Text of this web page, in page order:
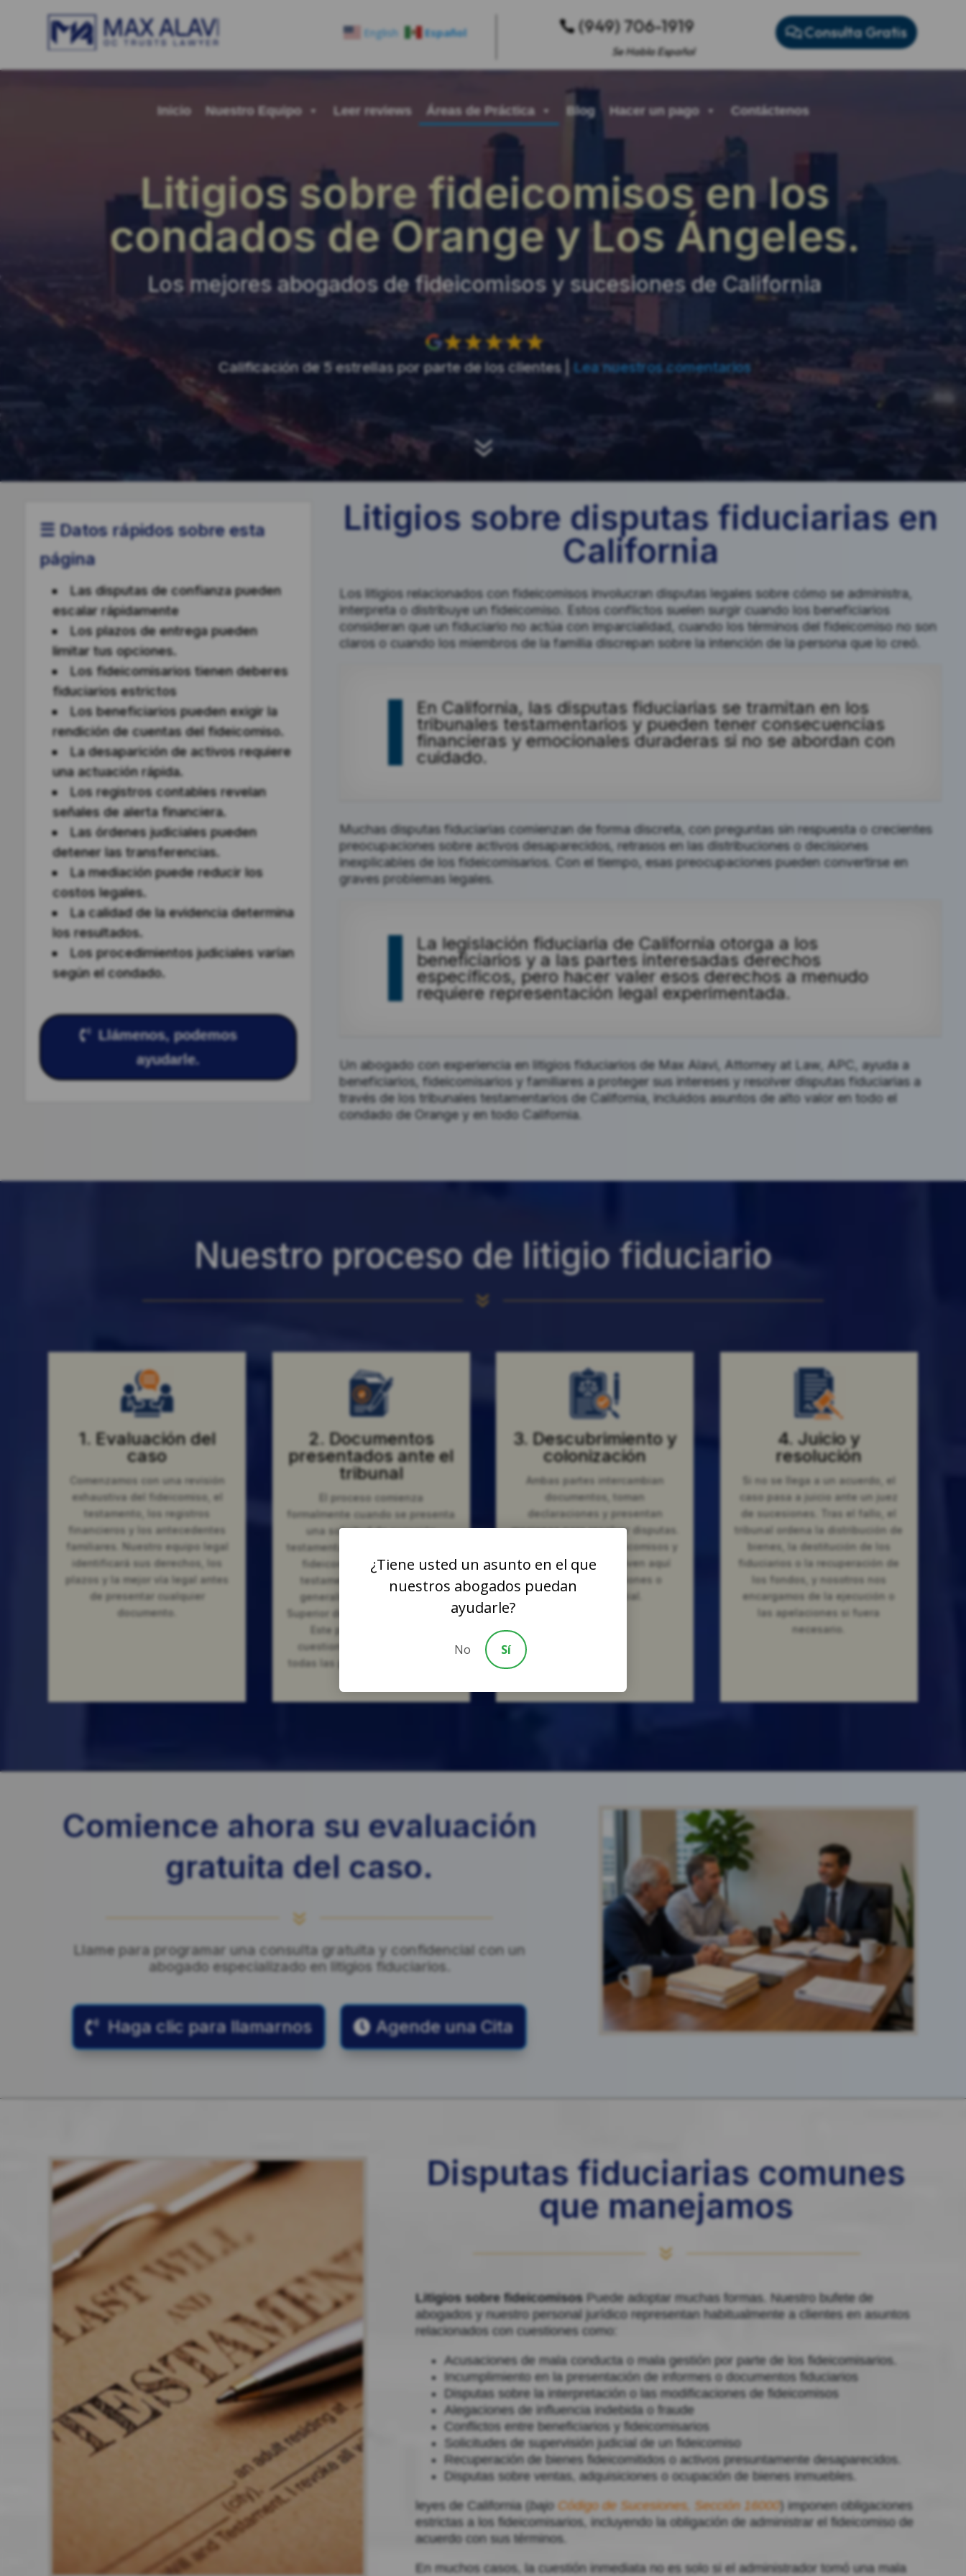
English Español  (949) 706-1919
Se Habla Español
Consulta Gratis
Inicio Nuestro Equipo Leer reviews Áreas de Práctica Blog Hacer un pago Contáctenos
Litigios sobre fideicomisos en los
condados de Orange y Los Ángeles.
Los mejores abogados de fideicomisos y sucesiones de California
Calificación de 5 estrellas por parte de los clientes | Lea nuestros comentarios
7
☰ Datos rápidos sobre esta
página
Las disputas de confianza pueden
escalar rápidamente
Los plazos de entrega pueden
limitar tus opciones.
Los fideicomisarios tienen deberes
fiduciarios estrictos
Los beneficiarios pueden exigir la
rendición de cuentas del fideicomiso.
La desaparición de activos requiere
una actuación rápida.
Los registros contables revelan
señales de alerta financiera.
Las órdenes judiciales pueden
detener las transferencias.
La mediación puede reducir los
costos legales.
La calidad de la evidencia determina
los resultados.
Los procedimientos judiciales varían
según el condado.
Llámenos, podemos
ayudarle.
Litigios sobre disputas fiduciarias en
California
Los litigios relacionados con fideicomisos involucran disputas legales sobre cómo se administra,
interpreta o distribuye un fideicomiso. Estos conflictos suelen surgir cuando los beneficiarios
consideran que un fiduciario no actúa con imparcialidad, cuando los términos del fideicomiso no son
claros o cuando los miembros de la familia discrepan sobre la intención de la persona que lo creó.
En California, las disputas fiduciarias se tramitan en los
tribunales testamentarios y pueden tener consecuencias
financieras y emocionales duraderas si no se abordan con
cuidado.
Muchas disputas fiduciarias comienzan de forma discreta, con preguntas sin respuesta o crecientes
preocupaciones sobre activos desaparecidos, retrasos en las distribuciones o decisiones
inexplicables de los fideicomisarios. Con el tiempo, esas preocupaciones pueden convertirse en
graves problemas legales.
La legislación fiduciaria de California otorga a los
beneficiarios y a las partes interesadas derechos
específicos, pero hacer valer esos derechos a menudo
requiere representación legal experimentada.
Un abogado con experiencia en litigios fiduciarios de Max Alavi, Attorney at Law, APC, ayuda a
beneficiarios, fideicomisarios y familiares a proteger sus intereses y resolver disputas fiduciarias a
través de los tribunales testamentarios de California, incluidos asuntos de alto valor en todo el
condado de Orange y en todo California.
Nuestro proceso de litigio fiduciario
7
1. Evaluación del
caso
Comenzamos con una revisión
exhaustiva del fideicomiso, el
testamento, los registros
financieros y los antecedentes
familiares. Nuestro equipo legal
identificará sus derechos, los
plazos y la mejor vía legal antes
de presentar cualquier
documento.
2. Documentos
presentados ante el
tribunal
El proceso comienza
formalmente cuando se presenta
una solicitud de sucesión
testamentaria o una demanda de
fideicomiso ante el tribunal
testamentario de California,
generalmente en el Tribunal
Superior del Condado de Orange.
Este paso establece las
cuestiones legales y reúne a
todas las partes involucradas en
3. Descubrimiento y
colonización
Ambas partes intercambian
documentos, toman
declaraciones y presentan
mociones para resolver disputas.
Muchos casos de fideicomisos y
sucesiones se resuelven aquí
mediante negociaciones o
mediación judicial.
4. Juicio y
resolución
Si no se llega a un acuerdo, el
caso pasa a juicio ante un juez
de sucesiones. Tras el fallo, el
tribunal ordena la distribución de
bienes, la destitución de los
fiduciarios o la recuperación de
los fondos, y nosotros nos
encargamos de la ejecución o
las apelaciones si fuera
necesario.
Comience ahora su evaluación
gratuita del caso.
7
Llame para programar una consulta gratuita y confidencial con un
abogado especializado en litigios fiduciarios.
Haga clic para llamarnos Agende una Cita
Disputas fiduciarias comunes
que manejamos
7
Litigios sobre fideicomisosPuede adoptar muchas formas. Nuestro bufete de
abogados y nuestro personal jurídico representan habitualmente a clientes en asuntos
relacionados con cuestiones como:
Acusaciones de mala conducta o mala gestión por parte de los fideicomisarios.
Incumplimiento en la presentación de informes o documentos fiduciarios
Disputas sobre la interpretación o las modificaciones de fideicomisos
Alegaciones de influencia indebida o fraude
Conflictos entre beneficiarios y fideicomisarios
Solicitudes de supervisión judicial de un fideicomiso
Recuperación de bienes fideicomitidos o activos presuntamente desaparecidos.
Disputas sobre ventas, adquisiciones o ocupación de bienes inmuebles.
leyes de California ( bajo Código de Sucesiones, Sección 16000
) imponen obligaciones
estrictas a los fideicomisarios, incluyendo la obligación de administrar el fideicomiso de
acuerdo con sus términos.
En muchos casos, la cuestión inmediata no es solo si el administrador tomó una mala
¿Tiene usted un asunto en el que
nuestros abogados puedan
ayudarle?
No Sí